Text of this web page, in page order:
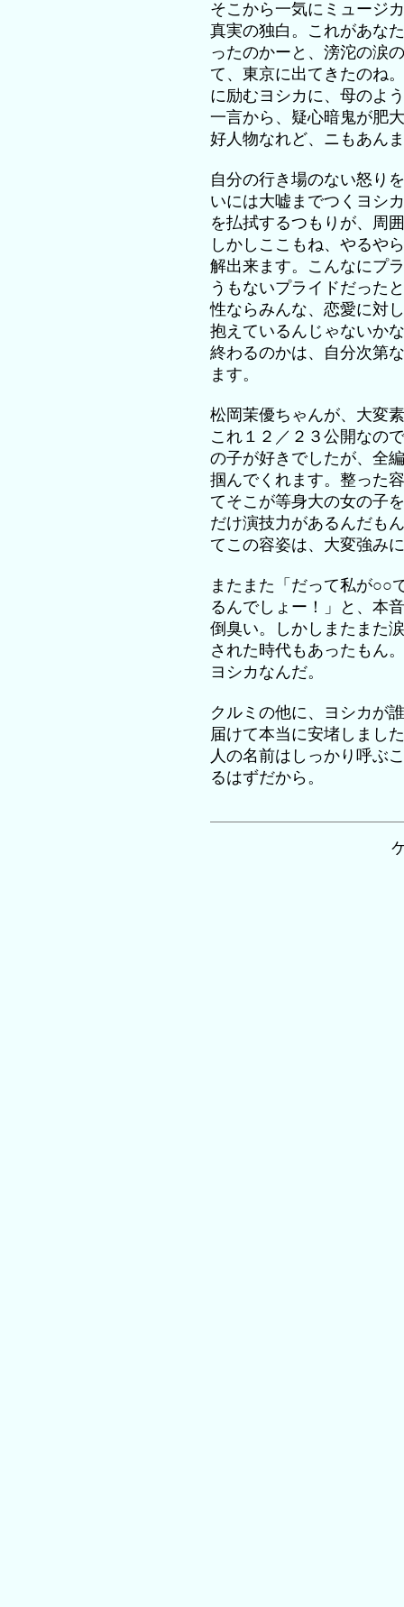
そこから一気にミュージ
真実の独白。これがあな
ったのかーと、滂沱の涙
て、東京に出てきたのね
に励むヨシカに、母のよ
一言から、疑心暗鬼が肥
好人物なれど、ニもあん
自分の行き場のない怒り
いには大嘘までつくヨシ
を払拭するつもりが、周
しかしここもね、やるや
解出来ます。こんなにプ
うもないプライドだった
性ならみんな、恋愛に対
抱えているんじゃないか
終わるのかは、自分次第
ます。
松岡茉優ちゃんが、大変
これ１２／２３公開なの
の子が好きでしたが、全
掴んでくれます。整った
てそこが等身大の女の子
だけ演技力があるんだも
てこの容姿は、大変強み
またまた「だって私が○○
るんでしょー！」と、本
倒臭い。しかしまたまた
された時代もあったもん
ヨシカなんだ。
クルミの他に、ヨシカが
届けて本当に安堵しまし
人の名前はしっかり呼ぶ
るはずだから。